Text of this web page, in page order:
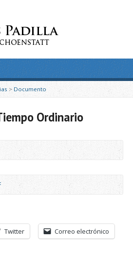
>Documento
Ordinario
Twitter Correo electrónico